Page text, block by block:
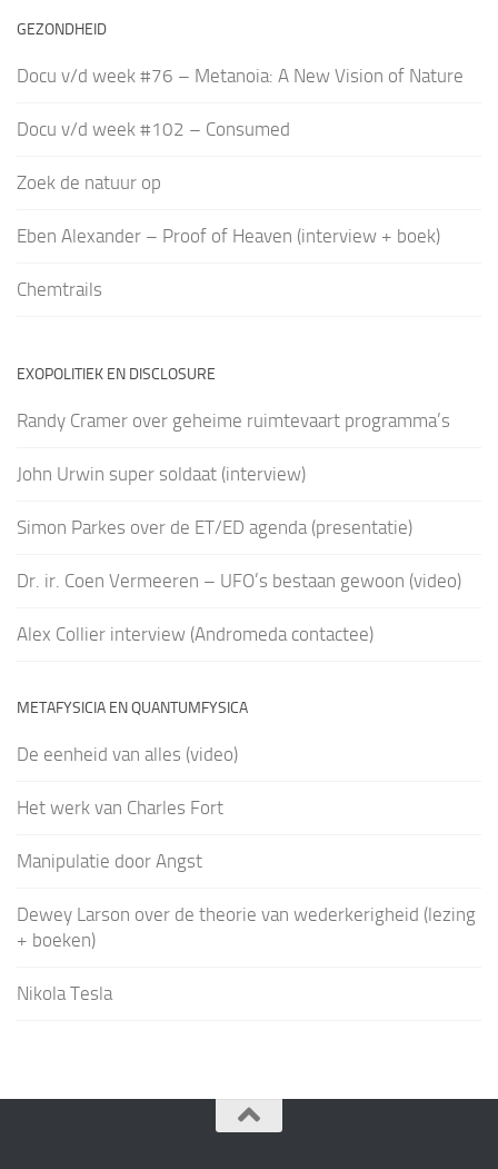
GEZONDHEID
Docu v/d week #76 – Metanoia: A New Vision of Nature
Docu v/d week #102 – Consumed
Zoek de natuur op
Eben Alexander – Proof of Heaven (interview + boek)
Chemtrails
EXOPOLITIEK EN DISCLOSURE
Randy Cramer over geheime ruimtevaart programma’s
John Urwin super soldaat (interview)
Simon Parkes over de ET/ED agenda (presentatie)
Dr. ir. Coen Vermeeren – UFO’s bestaan gewoon (video)
Alex Collier interview (Andromeda contactee)
METAFYSICIA EN QUANTUMFYSICA
De eenheid van alles (video)
Het werk van Charles Fort
Manipulatie door Angst
Dewey Larson over de theorie van wederkerigheid (lezing
+ boeken)
Nikola Tesla